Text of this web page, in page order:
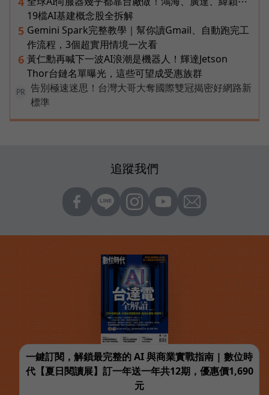
19檔AI基建概念股全拆解
5 Gemini Spark完整教學｜幫你讀Gmail、自動跑完工
作流程，3個超實用情境一次看
6 黃仁勳再喊下一波AI浪潮是機器人！輝達Jetson
Thor台鏈名單曝光，這些可望成受惠族群
PR
告別極速迷思！台灣大哥大奪國際雙冠揭密好網路新
標準
追蹤我們
一鍵訂閱，解鎖最完整的 AI 與商業實戰指南 | 數位時
代【夏日閱讀展】訂一年送一年共12期，優惠價1,690
元